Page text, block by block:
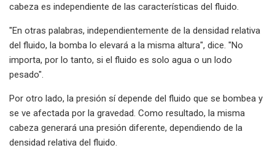
cabeza es independiente de las características del fluido.
"En otras palabras, independientemente de la densidad relativa
del fluido, la bomba lo elevará a la misma altura", dice. "No
importa, por lo tanto, si el fluido es solo agua o un lodo
pesado".
Por otro lado, la presión sí depende del fluido que se bombea y
se ve afectada por la gravedad. Como resultado, la misma
cabeza generará una presión diferente, dependiendo de la
densidad relativa del fluido.